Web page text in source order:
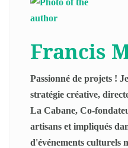
Francis
Passionné de projets !
stratégie créative,
La Cabane, Co-
artisans et impliqués
d'événements culturels